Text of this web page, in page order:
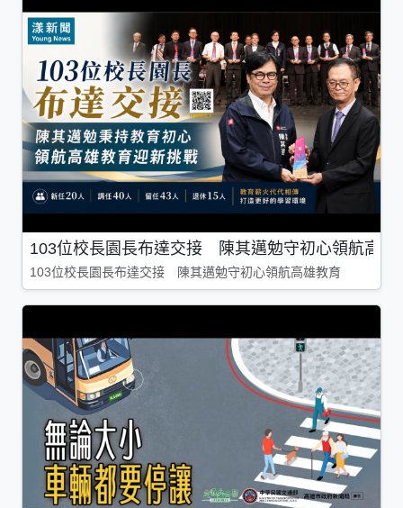
103位校長園長布達交接 陳其邁勉守初心領航高雄
103位校長園長布達交接 陳其邁勉守初心領航高雄教育